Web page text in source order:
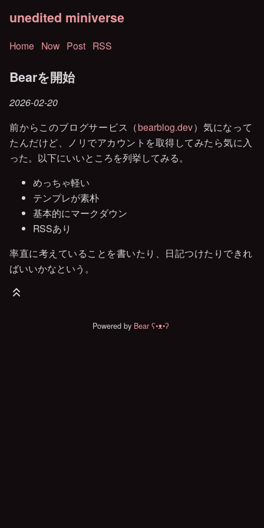
unedited miniverse
Home Now Post RSS
Bearを開始
2026-02-20
前からこのブログサービス（bearblog.dev）気になって
たんだけど、ノリでアカウントを取得してみたら気に入
った。以下にいいところを列挙してみる。
めっちゃ軽い
テンプレが素朴
基本的にマークダウン
RSSあり
率直に考えていることを書いたり、日記つけたりできれ
ばいいかなという。
Powered by Bear ʕ•ᴥ•ʔ